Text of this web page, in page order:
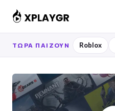
στο
περιεχόμενο
ΤΏΡΑ ΠΑΊΖΟΥΝ Roblox